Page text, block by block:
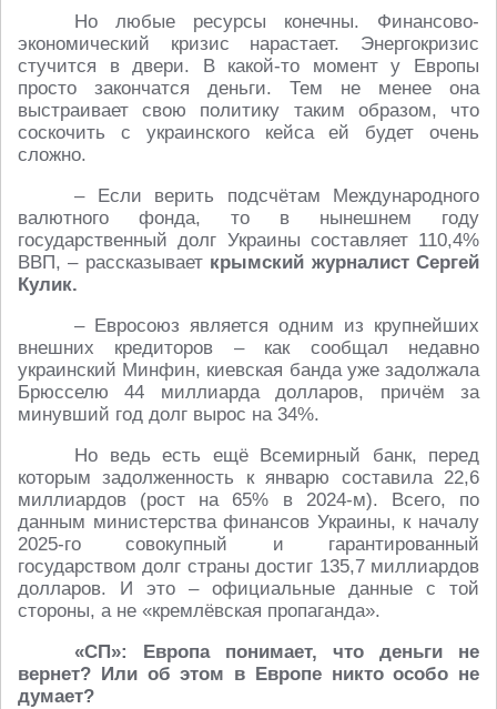
Но любые ресурсы конечны. Финансово-
экономический кризис нарастает. Энергокризис
стучится в двери. В какой-то момент у Европы
просто закончатся деньги. Тем не менее она
выстраивает свою политику таким образом, что
соскочить с украинского кейса ей будет очень
сложно.
– Если верить подсчётам Международного
валютного фонда, то в нынешнем году
государственный долг Украины составляет 110,4%
ВВП, – рассказывает крымский журналист Сергей
Кулик.
– Евросоюз является одним из крупнейших
внешних кредиторов – как сообщал недавно
украинский Минфин, киевская банда уже задолжала
Брюсселю 44 миллиарда долларов, причём за
минувший год долг вырос на 34%.
Но ведь есть ещё Всемирный банк, перед
которым задолженность к январю составила 22,6
миллиардов (рост на 65% в 2024-м). Всего, по
данным министерства финансов Украины, к началу
2025-го совокупный и гарантированный
государством долг страны достиг 135,7 миллиардов
долларов. И это – официальные данные с той
стороны, а не «кремлёвская пропаганда».
«СП»: Европа понимает, что деньги не
вернет? Или об этом в Европе никто особо не
думает?